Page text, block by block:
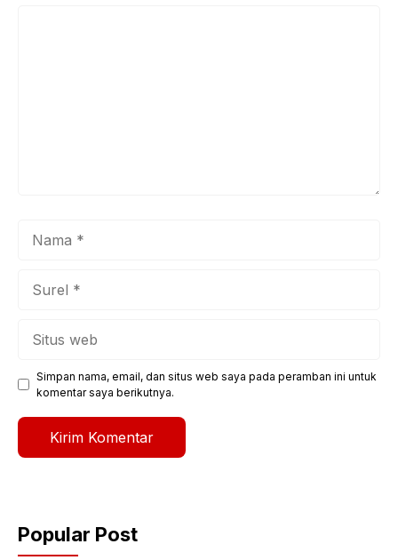
Simpan nama, email, dan situs web saya pada peramban ini untuk
komentar saya berikutnya.
Popular Post